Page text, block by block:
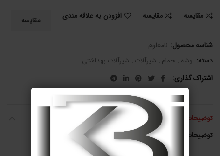
مقایسه مقایسه افزودن به علاقه مندی مقایسه
شناسه محصول: نامعلوم
دسته: اوشه, حمام, شیرآلات, شیرآلات بهداشتی
اشتراک گذاری
توضیحات تکمیلی
توضیحات تکمیلی